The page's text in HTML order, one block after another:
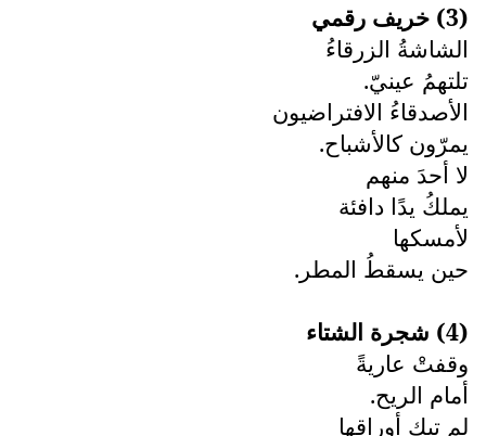
(3) خريف رقمي
الشاشةُ الزرقاءُ
تلتهمُ عينيّ.
الأصدقاءُ الافتراضيون
يمرّون كالأشباح.
لا أحدَ منهم
يملكُ يدًا دافئة
لأمسكها
حين يسقطُ المطر.
(4) شجرة الشتاء
وقفتْ عاريةً
أمام الريح.
لم تبكِ أوراقها